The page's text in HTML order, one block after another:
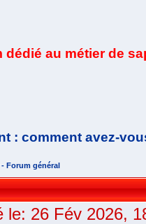
dédié au métier de
: comment avez-
Forum général
le: 26 Fév 2026,